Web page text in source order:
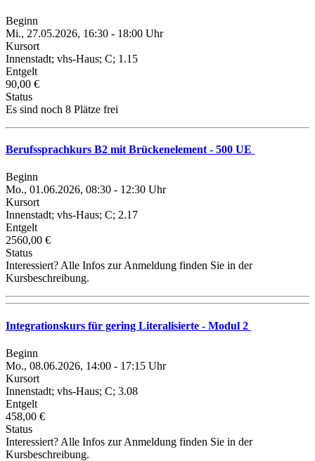
Beginn
Mi., 27.05.2026, 16:30 - 18:00 Uhr
Kursort
Innenstadt; vhs-Haus; C; 1.15
Entgelt
90,00 €
Status
Es sind noch 8 Plätze frei
Berufssprachkurs B2 mit Brückenelement - 500 UE
Beginn
Mo., 01.06.2026, 08:30 - 12:30 Uhr
Kursort
Innenstadt; vhs-Haus; C; 2.17
Entgelt
2560,00 €
Status
Interessiert? Alle Infos zur Anmeldung finden Sie in der
Kursbeschreibung.
Integrationskurs für gering Literalisierte - Modul 2
Beginn
Mo., 08.06.2026, 14:00 - 17:15 Uhr
Kursort
Innenstadt; vhs-Haus; C; 3.08
Entgelt
458,00 €
Status
Interessiert? Alle Infos zur Anmeldung finden Sie in der
Kursbeschreibung.